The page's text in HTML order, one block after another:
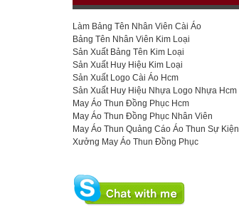
Làm Bảng Tên Nhân Viên Cài Áo
Bảng Tên Nhân Viên Kim Loại
Sản Xuất Bảng Tên Kim Loại
Sản Xuất Huy Hiệu Kim Loại
Sản Xuất Logo Cài Áo Hcm
Sản Xuất Huy Hiệu Nhựa Logo Nhựa Hcm
May Áo Thun Đồng Phục Hcm
May Áo Thun Đồng Phục Nhân Viên
May Áo Thun Quảng Cáo Áo Thun Sự Kiện
Xưởng May Áo Thun Đồng Phục